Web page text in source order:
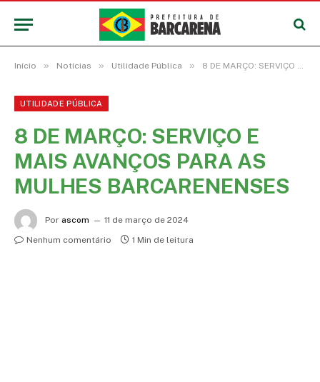
Início » Notícias » Utilidade Pública » 8 DE MARÇO: SERVIÇO E MAIS AVANÇOS PARA AS MULHES BARCARENENSES
UTILIDADE PÚBLICA
8 DE MARÇO: SERVIÇO E
MAIS AVANÇOS PARA AS
MULHES BARCARENENSES
Por ascom
11 de março de 2024
Nenhum comentário
1 Min de leitura